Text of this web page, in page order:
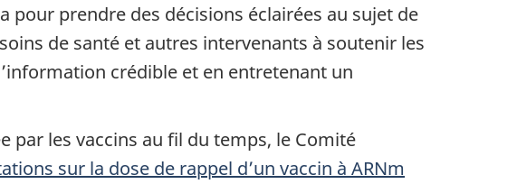
pour prendre des décisions éclairées au sujet de
de santé et autres intervenants à soutenir les
crédible et en entretenant un
par les vaccins au fil du temps, le Comité
sur la dose de rappel d’un vaccin à ARNm